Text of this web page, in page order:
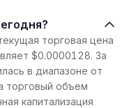
торговая цена
$0.0000128. За
в диапазоне от
торговый объем
капитализация